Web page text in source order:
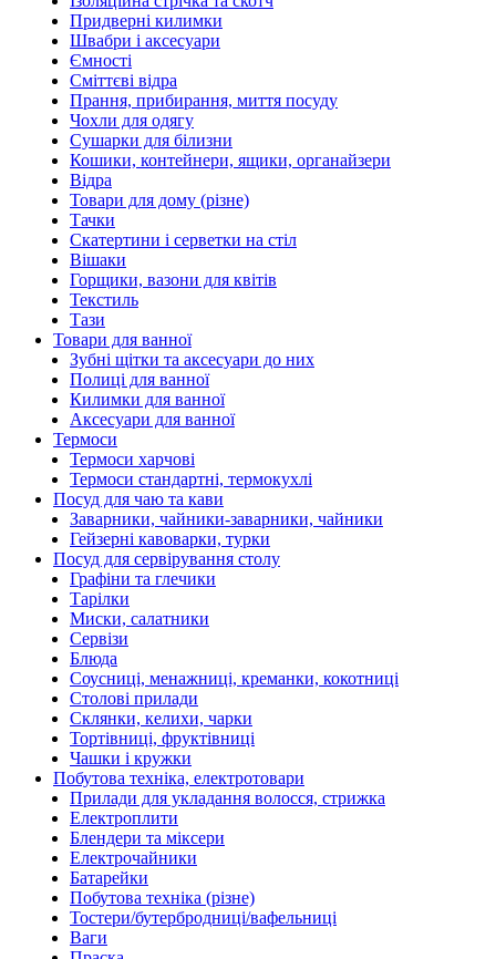
Придверні килимки
Швабри і аксесуари
Ємності
Сміттєві відра
Прання, прибирання, миття посуду
Чохли для одягу
Сушарки для білизни
Кошики, контейнери, ящики, органайзери
Відра
Товари для дому (різне)
Тачки
Скатертини і серветки на стіл
Вішаки
Горщики, вазони для квітів
Текстиль
Тази
Товари для ванної
Зубні щітки та аксесуари до них
Полиці для ванної
Килимки для ванної
Аксесуари для ванної
Термоси
Термоси харчові
Термоси стандартні, термокухлі
Посуд для чаю та кави
Заварники, чайники-заварники, чайники
Гейзерні кавоварки, турки
Посуд для сервірування столу
Графіни та глечики
Тарілки
Миски, салатники
Сервізи
Блюда
Соусниці, менажниці, креманки, кокотниці
Столові прилади
Склянки, келихи, чарки
Тортівниці, фруктівниці
Чашки і кружки
Побутова техніка, електротовари
Прилади для укладання волосся, стрижка
Електроплити
Блендери та міксери
Електрочайники
Батарейки
Побутова техніка (різне)
Тостери/бутербродниці/вафельниці
Ваги